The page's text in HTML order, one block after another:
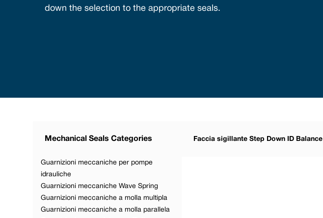
down the selection to the appropriate seals.
Mechanical Seals Categories
Guarnizioni meccaniche per pompe
idrauliche
Guarnizioni meccaniche Wave Spring
Guarnizioni meccaniche a molla multipla
Guarnizioni meccaniche a molla parallela
Faccia sigillante Step Down ID Balance